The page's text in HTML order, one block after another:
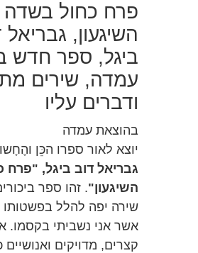
פרח כחול בשדה
השיגעון, גבריאל
ביגל, ספר חדש
עמדה, שירים
ודברים עליו
בהוצאת עמדה
יוצא לאור ספרו הכֵּן
גבריאל דוב ביגל, "פרח
השיגעון". זהו ספר
שירה יפה להלל בפשטותו
אשר אני נשביתי בקסמו.
קצרים, מדויקים